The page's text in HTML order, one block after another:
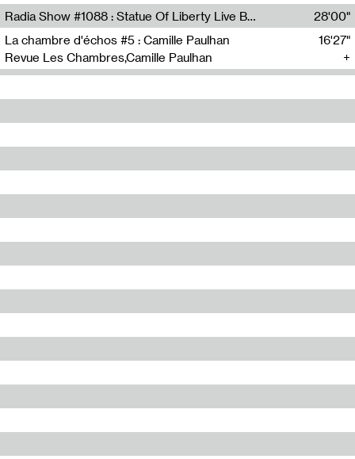
Radia Show #1088 : Statue Of Liberty Live By Ed Baxter (Resonance)
Resonance
28'00"
La chambre d'échos #5 : Camille Paulhan
Revue Les Chambres,Camille Paulhan
16'27"